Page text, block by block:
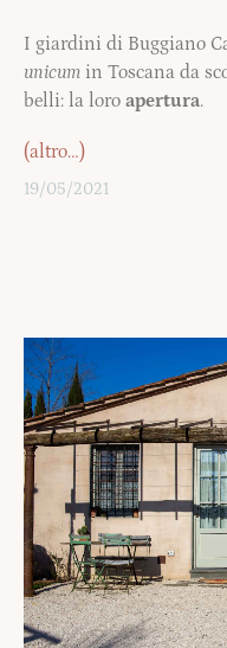
I giardini di Buggiano
unicum in Toscana da
belli: la loro apertura.
(altro…)
19/05/2021